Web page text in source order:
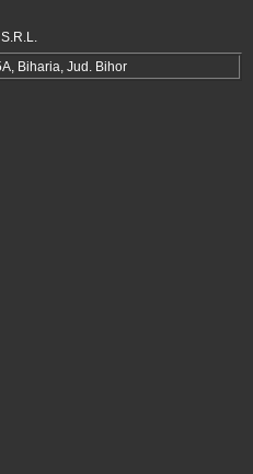
Biharia, Jud. Bihor